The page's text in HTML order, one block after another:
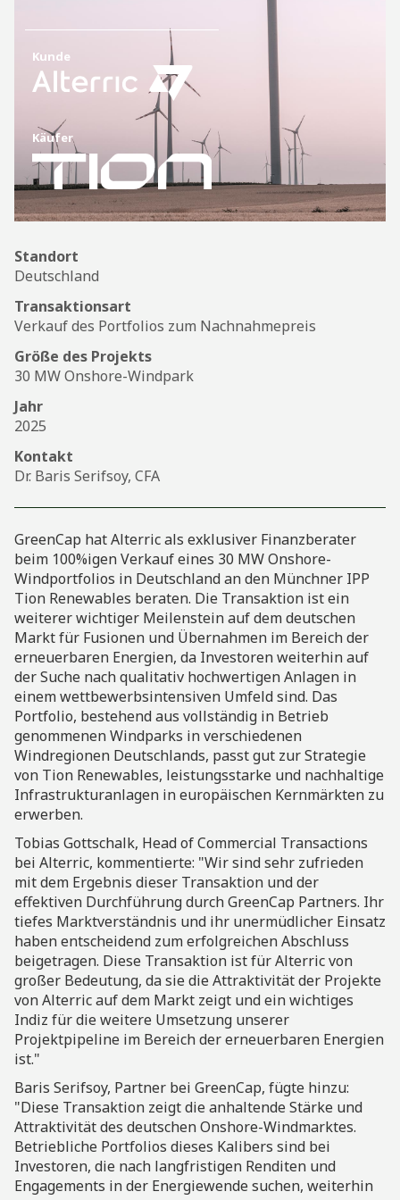
Kontakt
Datenschutzbestimmungen
Kunde
Käufer
GreenCap hat Alterric als exklusiver Finanzberater
beim 100%igen Verkauf eines 30 MW Onshore-
Windportfolios in Deutschland an den Münchner IPP
Tion Renewables beraten. Die Transaktion ist ein
weiterer wichtiger Meilenstein auf dem deutschen
Markt für Fusionen und Übernahmen im Bereich der
erneuerbaren Energien, da Investoren weiterhin auf
der Suche nach qualitativ hochwertigen Anlagen in
einem wettbewerbsintensiven Umfeld sind. Das
Portfolio, bestehend aus vollständig in Betrieb
genommenen Windparks in verschiedenen
Windregionen Deutschlands, passt gut zur Strategie
von Tion Renewables, leistungsstarke und nachhaltige
Infrastrukturanlagen in europäischen Kernmärkten zu
erwerben.
Tobias Gottschalk, Head of Commercial Transactions
bei Alterric, kommentierte: "Wir sind sehr zufrieden
mit dem Ergebnis dieser Transaktion und der
effektiven Durchführung durch GreenCap Partners. Ihr
tiefes Marktverständnis und ihr unermüdlicher Einsatz
haben entscheidend zum erfolgreichen Abschluss
beigetragen. Diese Transaktion ist für Alterric von
großer Bedeutung, da sie die Attraktivität der Projekte
von Alterric auf dem Markt zeigt und ein wichtiges
Indiz für die weitere Umsetzung unserer
Projektpipeline im Bereich der erneuerbaren Energien
ist."
Baris Serifsoy, Partner bei GreenCap, fügte hinzu:
"Diese Transaktion zeigt die anhaltende Stärke und
Attraktivität des deutschen Onshore-Windmarktes.
Betriebliche Portfolios dieses Kalibers sind bei
Investoren, die nach langfristigen Renditen und
Engagements in der Energiewende suchen, weiterhin
Standort
Deutschland
Transaktionsart
Verkauf des Portfolios zum Nachnahmepreis
Größe des Projekts
30 MW Onshore-Windpark
Jahr
2025
Kontakt
Dr. Baris Serifsoy, CFA